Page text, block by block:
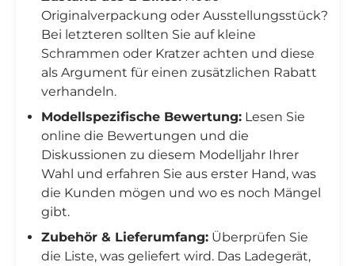
Originalverpackung oder Ausstellungsstück?
Bei letzteren sollten Sie auf kleine
Schrammen oder Kratzer achten und diese
als Argument für einen zusätzlichen Rabatt
verhandeln.
Modellspezifische Bewertung: Lesen Sie
online die Bewertungen und die
Diskussionen zu diesem Modelljahr Ihrer
Wahl und erfahren Sie aus erster Hand, was
die Kunden mögen und wo es noch Mängel
gibt.
Zubehör & Lieferumfang: Überprüfen Sie
die Liste, was geliefert wird. Das Ladegerät,